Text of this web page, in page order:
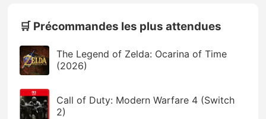
🛒 Précommandes les plus attendues
The Legend of Zelda: Ocarina of Time
(2026)
Call of Duty: Modern Warfare 4 (Switch
2)